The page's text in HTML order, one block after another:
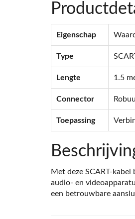
Eigenschap
Type
Lengte 1.5
Connector
Toepassing
Met deze SCART-
audio- en
een betrouwbare